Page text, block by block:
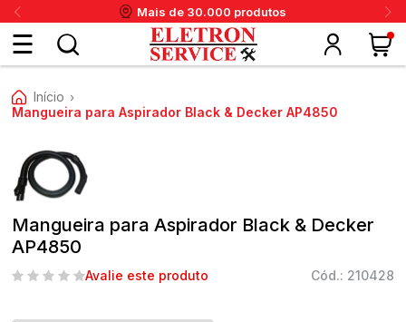
Mais de 30.000 produtos
login
se
PanexKrups
Início ›
Mangueira para Aspirador Black & Decker AP4850
Mangueira para Aspirador Black & Decker
AP4850
Avalie este produto Cód.: 210428